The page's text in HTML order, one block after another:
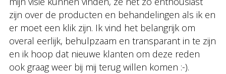
zijn over de producten en behandelingen als ik en
er moet een klik zijn. Ik vind het belangrijk om
overal eerlijk, behulpzaam en transparant in te zijn
en ik hoop dat nieuwe klanten om deze reden
ook graag weer bij mij terug willen komen :-).